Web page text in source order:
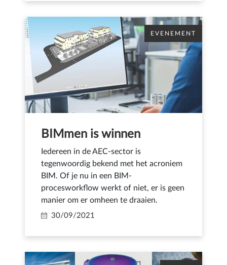
EVENEMENT
BIMmen is winnen
Iedereen in de AEC-sector is
tegenwoordig bekend met het acroniem
BIM. Of je nu in een BIM-
procesworkflow werkt of niet, er is geen
manier om er omheen te draaien.
30/09/2021